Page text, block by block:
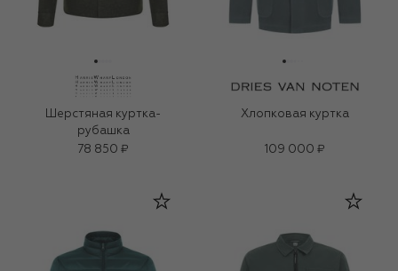
Шерстяная куртка-
рубашка
78 850 ₽
Хлопковая куртка
109 000 ₽